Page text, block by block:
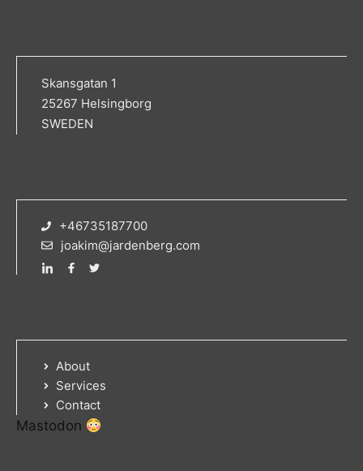
Skansgatan 1
25267 Helsingborg
SWEDEN
+46735187700
joakim@jardenberg.com
About
Services
Contact
Mastodon